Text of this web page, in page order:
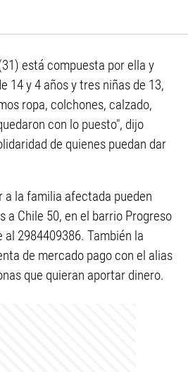
está compuesta por ella y
14 y 4 años y tres niñas de 13,
ropa, colchones, calzado,
con lo puesto", dijo
de quienes puedan dar
a la familia afectada pueden
a Chile 50, en el barrio Progreso
2984409386. También la
de mercado pago con el alias
que quieran aportar dinero.